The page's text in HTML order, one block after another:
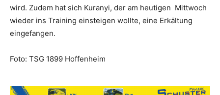
wird. Zudem hat sich Kuranyi, der am heutigen Mittwoch
wieder ins Training einsteigen wollte, eine Erkältung
eingefangen.
Foto: TSG 1899 Hoffenheim